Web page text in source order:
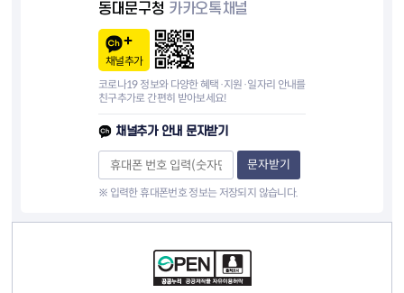
동대문구청 카카오톡채널
채널추가
코로나19 정보와 다양한 혜택·지원·일자리 안내를
친구추가로 간편히 받아보세요!
채널추가 안내 문자받기
문자받기
※ 입력한 휴대폰번호 정보는 저장되지 않습니다.